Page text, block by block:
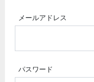
メールアドレス
パスワード